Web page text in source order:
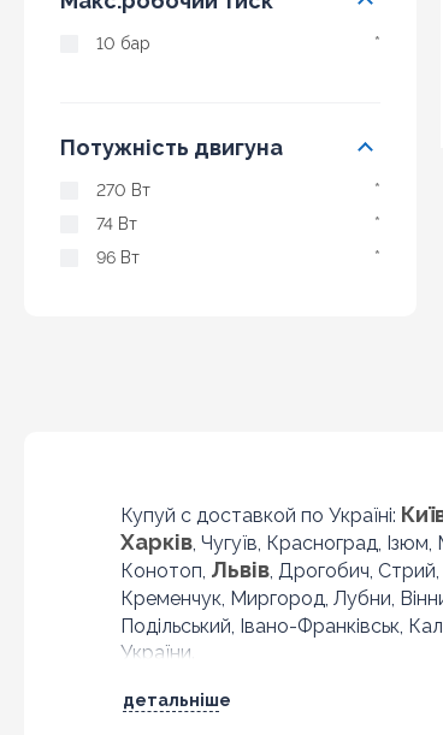
10 бар *
Потужність двигуна
270 Вт
*
74 Вт
*
96 Вт
*
Купуй с доставкой по Україні:
Харків, Чугуїв, Красноград,
Конотоп, Львів, Дрогобич, Стрий,
Кременчук, Миргород, Лубни,
Подільський, Івано-Франківськ,
України.
детальніше